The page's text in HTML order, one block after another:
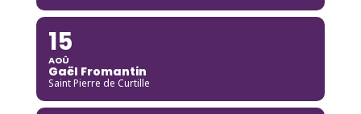
15
AOÛ
Gaël Fromantin
Saint Pierre de Curtille